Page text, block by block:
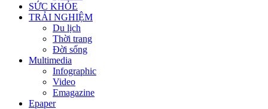
SỨC KHỎE
TRẢI NGHIỆM
Du lịch
Thời trang
Đời sống
Multimedia
Infographic
Video
Emagazine
Epaper